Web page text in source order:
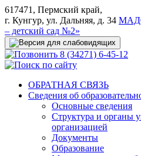
617471, Пермский край,
г. Кунгур, ул. Дальняя, д. 34
– детский сад №2»
8 (34271) 6-45-12
ОБРАТНАЯ СВЯЗЬ
Сведения об
Основные сведения
Структура и органы
организацией
Документы
Образование